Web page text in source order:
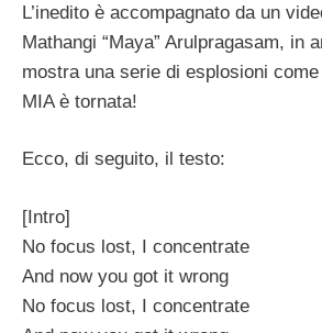
L’inedito è accompagnato da un
Mathangi “Maya” Arulpragasam, in
mostra una serie di esplosioni
MIA è tornata!
Ecco, di seguito, il testo:
[Intro]
No focus lost, I concentrate
And now you got it wrong
No focus lost, I concentrate